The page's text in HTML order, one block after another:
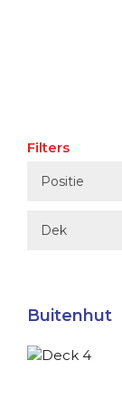
Filters
Positie
Dek
Buitenhut